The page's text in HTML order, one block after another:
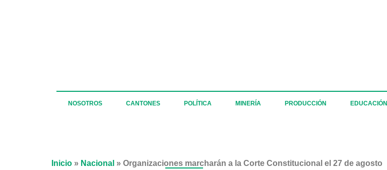
NOSOTROS CANTONES POLÍTICA MINERÍA PRODUCCIÓN EDUCACIÓN
Inicio » Nacional » Organizaciones marcharán a la Corte Constitucional el 27 de agosto